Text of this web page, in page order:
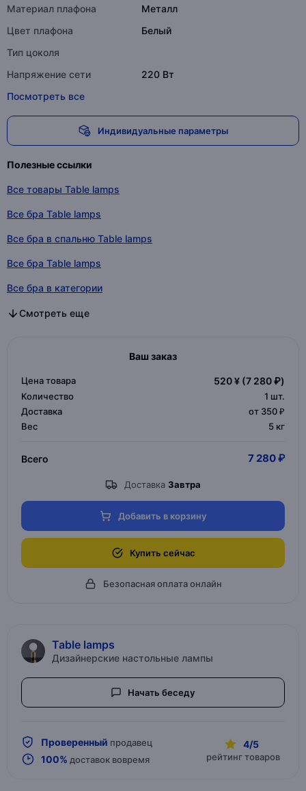
Материал плафона
Металл
Цвет плафона
Белый
Тип цоколя
Напряжение сети
220 Вт
Посмотреть все
Индивидуальные параметры
Полезные ссылки
Все товары Table lamps
Все бра Table lamps
Все бра в спальню Table lamps
Все бра Table lamps
Все бра в категории
Все бра в спальню в категории
Все бра в категории
Смотреть еще
Ваш заказ
Цена товара 520 ¥ (7 280 ₽)
Количество 1 шт.
Доставка
от 350 ₽
Вес
5 кг
Всего 7 280 ₽
Доставка Завтра
Добавить в корзину
Купить сейчас
Безопасная оплата онлайн
Table lamps
Дизайнерские настольные лампы
Начать беседу
Проверенный продавец
100% доставок вовремя
4/5
рейтинг товаров